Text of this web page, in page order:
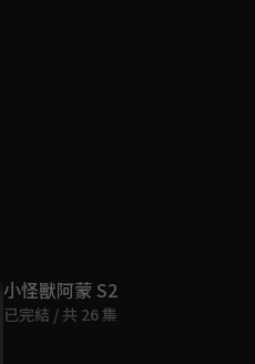
小怪獸阿蒙 S2
已完結 / 共 26 集